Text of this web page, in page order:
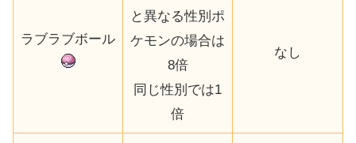
ラブラブボール
と異なる性別ポ
ケモンの場合は
8倍
同じ性別では1
倍
なし